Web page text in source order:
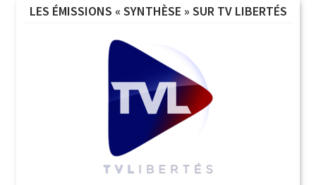
LES ÉMISSIONS « SYNTHÈSE » SUR TV LIBERTÉS